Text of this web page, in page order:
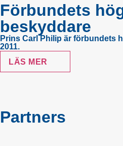
Förbundets
beskyddare
Prins Carl Philip är förbundets
2011.
LÄS MER
Partners